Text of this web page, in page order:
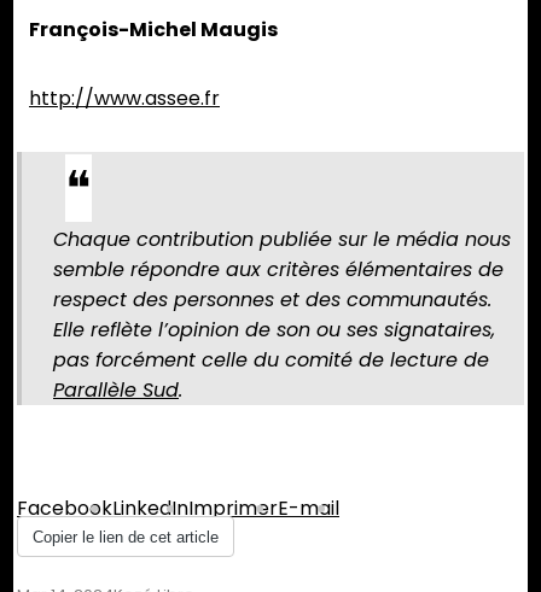
François-Michel Maugis
http://www.assee.fr
Chaque contribution publiée sur le média nous
semble répondre aux critères élémentaires de
respect des personnes et des communautés.
Elle reflète l’opinion de son ou ses signataires,
pas forcément celle du comité de lecture de
Parallèle Sud.
FacebookLinkedInImprimerE-mail
Copier le lien de cet article